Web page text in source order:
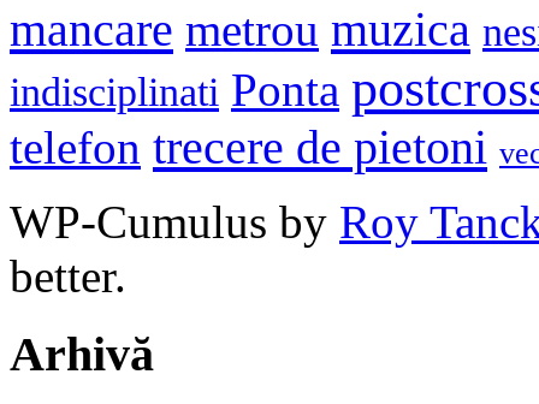
mancare metrou muzica
indisciplinati Ponta
telefon trecere de pietoni
WP-Cumulus by Roy
better.
Arhivă